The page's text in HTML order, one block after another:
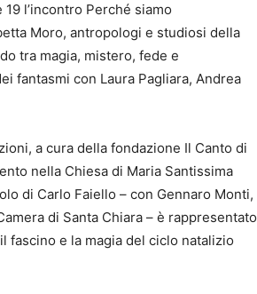
l’incontro Perché siamo
Moro, antropologi e studiosi della
tra magia, mistero, fede e
fantasmi con Laura Pagliara, Andrea
a cura della fondazione Il Canto di
nella Chiesa di Maria Santissima
di Carlo Faiello – con Gennaro Monti,
di Santa Chiara – è rappresentato
fascino e la magia del ciclo natalizio